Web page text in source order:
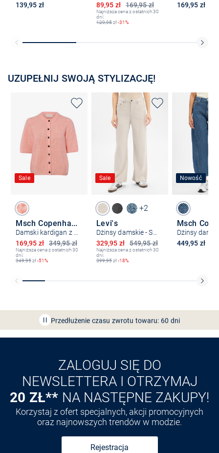
139,95 zł
169,95 zł
Obniżona cena
89,95 zł
Najniższa cena z ostatnich 30
dni:
129,95zł-31%
169,95 zł
UZUPEŁNIJ SWOJĄ STYLIZACJĘ!
Sale
Msch Copenhagen
349,95 zł
Obniżona cena
169,95 zł
Najniższa cena z ostatnich 30
dni:
349,95zł-51%
Sale
+2
Levi's
549,95 zł
Obniżona cena
329,95 zł
Najniższa cena z ostatnich 30
dni:
399,95zł-18%
Nowość
449,95 zł
Przedłużenie czasu zwrotu towaru: 60 dni
Odkryj aplikację VANGRAAF
ZALOGUJ SIĘ DO
NEWSLETTERA I OTRZYMAJ
20 ZŁ** NA NASTĘPNE ZAKUPY!
Korzystaj z ofert specjalnych, akcji promocyjnych
oraz najnowszych trendów w modzie.
Rejestracja